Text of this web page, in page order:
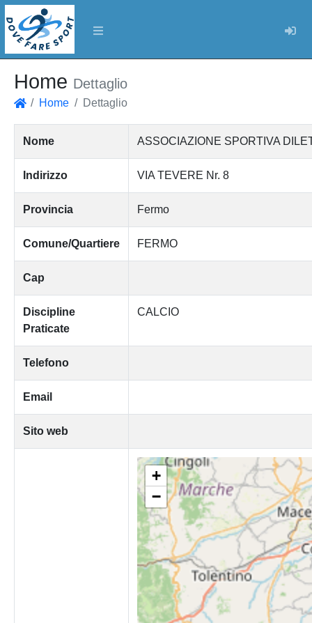
Home Dettaglio
Home Dettaglio
Nome ASSOCIAZIONE SPORTIVA
Indirizzo VIA TEVERE Nr. 8
Provincia Fermo
Comune/Quartiere FERMO
Cap
Discipline
Praticate
CALCIO
Telefono
Email
Sito web
+
−